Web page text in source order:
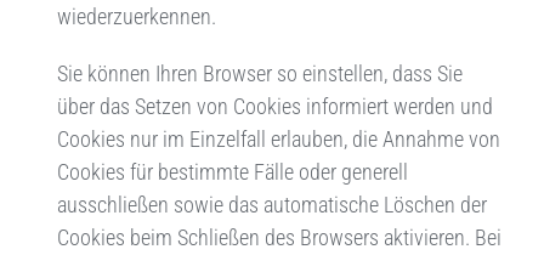
wiederzuerkennen.
Sie können Ihren Browser so einstellen, dass Sie
über das Setzen von Cookies informiert werden und
Cookies nur im Einzelfall erlauben, die Annahme von
Cookies für bestimmte Fälle oder generell
ausschließen sowie das automatische Löschen der
Cookies beim Schließen des Browsers aktivieren. Bei